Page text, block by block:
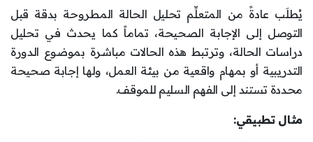
يُطلَب عادةً من المتعلِّم تحليل الحالة المطروحة بدقة قبل
التوصل إلى الإجابة الصحيحة، تماماً كما يحدث في تحليل
دراسات الحالة، وترتبط هذه الحالات مباشرة بموضوع الدورة
التدريبية أو بمهام واقعية من بيئة العمل، ولها إجابة صحيحة
محددة تستند إلى الفهم السليم للموقف.
مثال تطبيقي: